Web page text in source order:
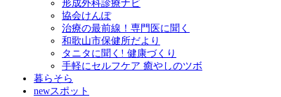
形成外科診療ナビ
協会けんぽ
治療の最前線！専門医に聞く
和歌山市保健所だより
タニタに聞く! 健康づくり
手軽にセルフケア 癒やしのツボ
暮らそら
newスポット